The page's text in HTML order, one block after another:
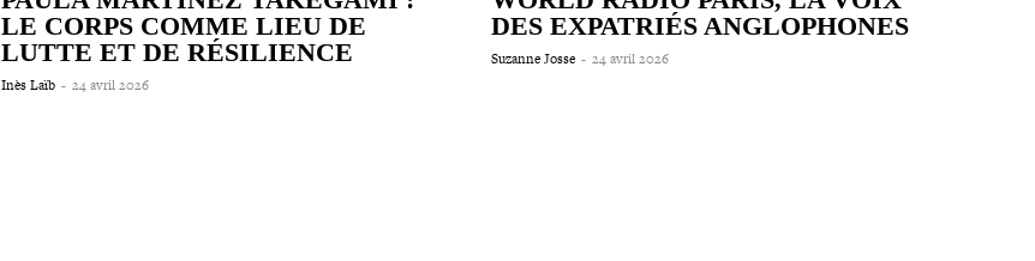
LE CORPS COMME LIEU DE
LUTTE ET DE RÉSILIENCE
Inès Laïb - 24 avril 2026
DES EXPATRIÉS ANGLOPHONES
Suzanne Josse - 24 avril 2026